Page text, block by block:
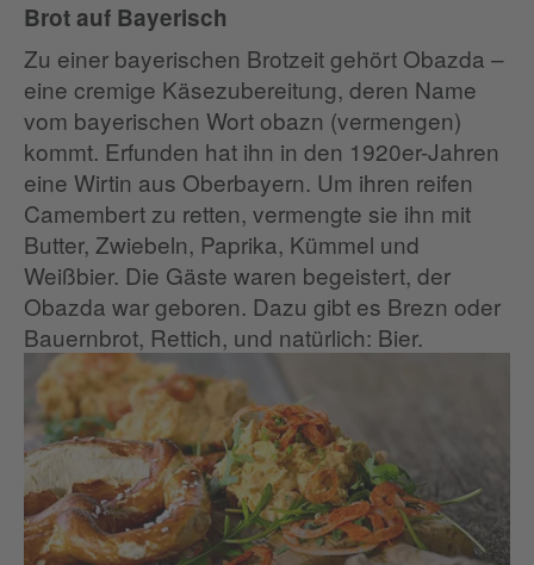
Brot auf Bayerisch
Zu einer bayerischen Brotzeit gehört Obazda –
eine cremige Käsezubereitung, deren Name
vom bayerischen Wort obazn (vermengen)
kommt. Erfunden hat ihn in den 1920er-Jahren
eine Wirtin aus Oberbayern. Um ihren reifen
Camembert zu retten, vermengte sie ihn mit
Butter, Zwiebeln, Paprika, Kümmel und
Weißbier. Die Gäste waren begeistert, der
Obazda war geboren. Dazu gibt es Brezn oder
Bauernbrot, Rettich, und natürlich: Bier.